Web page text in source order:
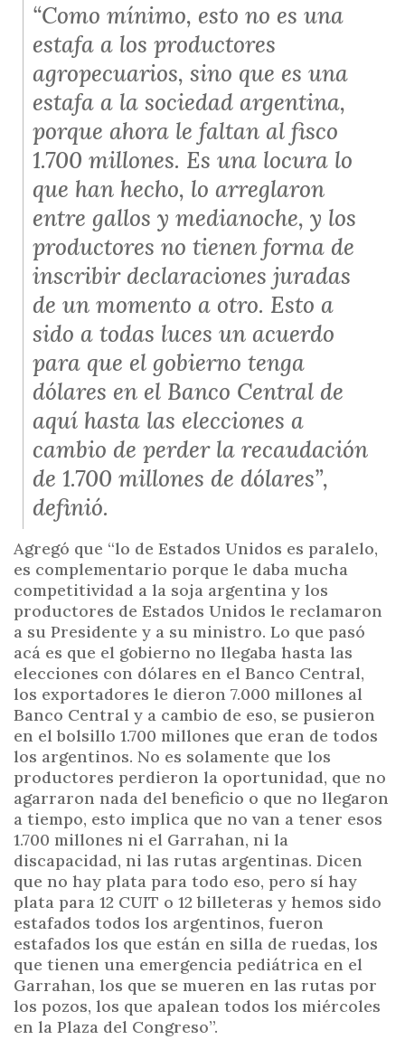
“Como mínimo, esto no es una
estafa a los productores
agropecuarios, sino que es una
estafa a la sociedad argentina,
porque ahora le faltan al fisco
1.700 millones. Es una locura lo
que han hecho, lo arreglaron
entre gallos y medianoche, y los
productores no tienen forma de
inscribir declaraciones juradas
de un momento a otro. Esto a
sido a todas luces un acuerdo
para que el gobierno tenga
dólares en el Banco Central de
aquí hasta las elecciones a
cambio de perder la recaudación
de 1.700 millones de dólares”,
definió.
Agregó que “lo de Estados Unidos es paralelo,
es complementario porque le daba mucha
competitividad a la soja argentina y los
productores de Estados Unidos le reclamaron
a su Presidente y a su ministro. Lo que pasó
acá es que el gobierno no llegaba hasta las
elecciones con dólares en el Banco Central,
los exportadores le dieron 7.000 millones al
Banco Central y a cambio de eso, se pusieron
en el bolsillo 1.700 millones que eran de todos
los argentinos. No es solamente que los
productores perdieron la oportunidad, que no
agarraron nada del beneficio o que no llegaron
a tiempo, esto implica que no van a tener esos
1.700 millones ni el Garrahan, ni la
discapacidad, ni las rutas argentinas. Dicen
que no hay plata para todo eso, pero sí hay
plata para 12 CUIT o 12 billeteras y hemos sido
estafados todos los argentinos, fueron
estafados los que están en silla de ruedas, los
que tienen una emergencia pediátrica en el
Garrahan, los que se mueren en las rutas por
los pozos, los que apalean todos los miércoles
en la Plaza del Congreso”.